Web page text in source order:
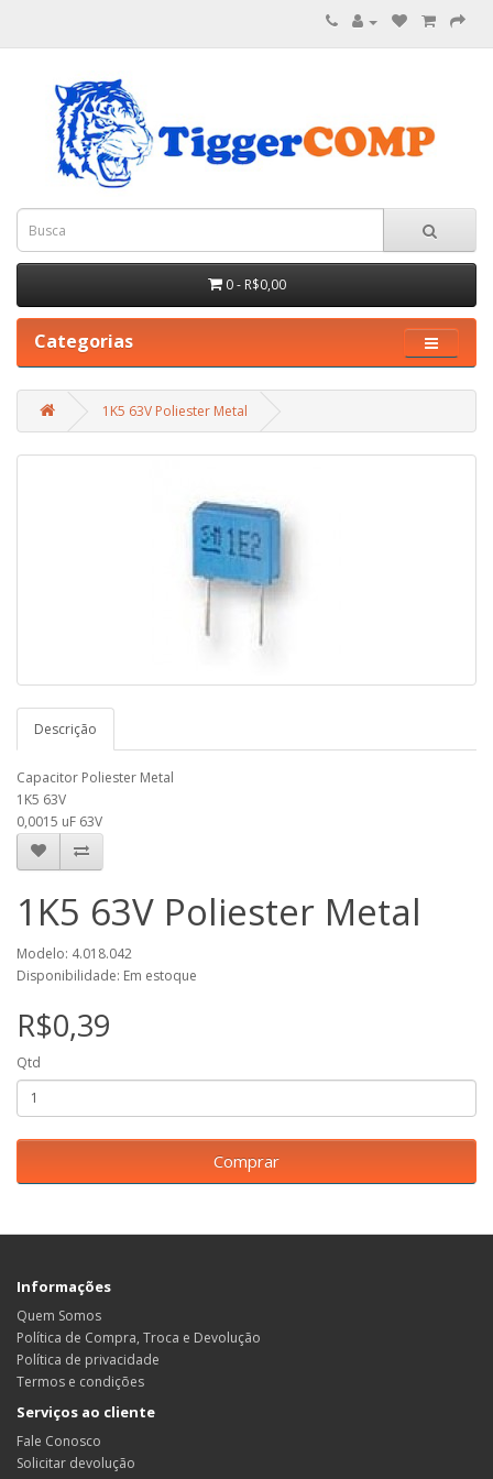
0 - R$0,00
Categorias
1K5 63V Poliester Metal
Descrição
Capacitor Poliester Metal
1K5 63V
0,0015 uF 63V
1K5 63V Poliester Metal
Modelo: 4.018.042
Disponibilidade: Em estoque
R$0,39
Qtd
Comprar
Informações
Quem Somos
Política de Compra, Troca e Devolução
Política de privacidade
Termos e condições
Serviços ao cliente
Fale Conosco
Solicitar devolução